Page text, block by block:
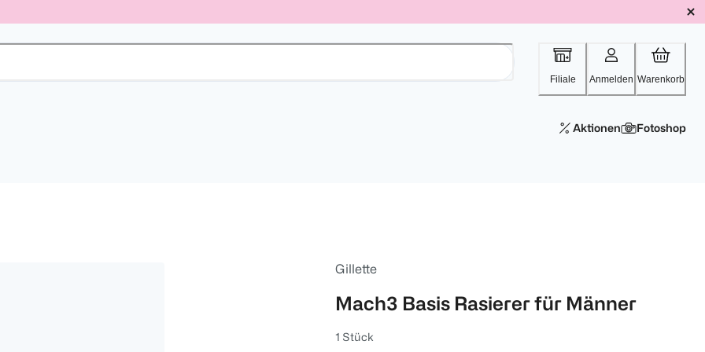
Filiale Anmelden Warenkorb
Aktionen Fotoshop
Gillette
Mach3 Basis Rasierer für Männer
1 Stück